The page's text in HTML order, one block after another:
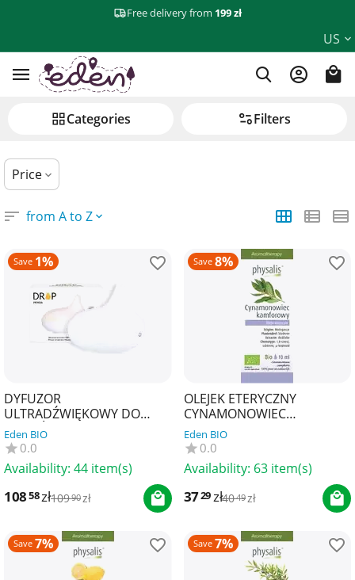
Free delivery from 199 zł
US
Сategories Filters
Price
from A to Z
Save 1%
DYFUZOR
ULTRADŹWIĘKOWY DO
OLEJKÓW ETERYCZNYCH
PERSIA - PHYSALIS
Eden BIO
0.0
Availability: 44 item(s)
10858zł10990zł
Save 8%
OLEJEK ETERYCZNY
CYNAMONOWIEC
KAMFOROWY BIO 10 ml -
PHYSALIS
Eden BIO
0.0
Availability: 63 item(s)
3729zł4049zł
Save 7% Save 7%